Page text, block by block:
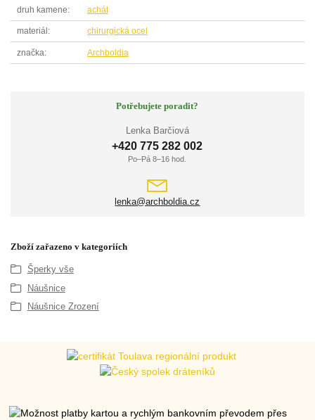
druh kamene achát
materiál chirurgická ocel
značka Archboldia
Potřebujete poradit?
Lenka Barčiová
+420 775 282 002
Po–Pá 8–16 hod.
lenka@archboldia.cz
Zboží zařazeno v kategoriích
Šperky vše
Náušnice
Náušnice Zrození